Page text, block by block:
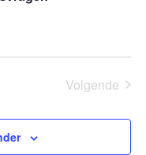
Volgende